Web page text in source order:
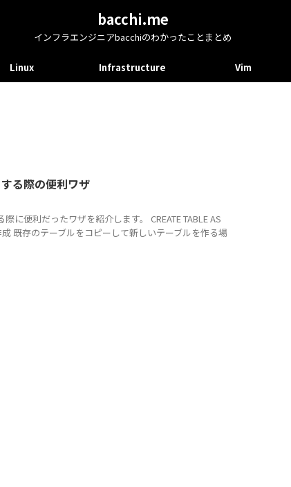
bacchi.me
インフラエンジニアbacchiのわかったことまとめ
Linux Infrastructure Vim
る際の便利ワザ
に便利だったワザを紹介します。 CREATE TABLE AS
既存のテーブルをコピーして新しいテーブルを作る場